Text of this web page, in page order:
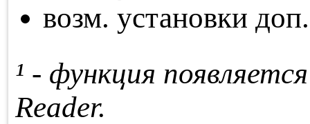
возм. установки
¹ - функция
Reader.